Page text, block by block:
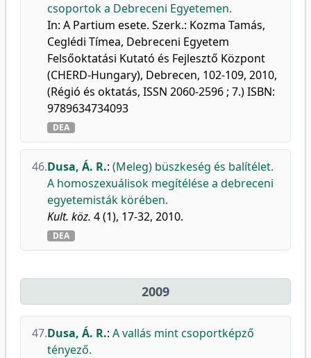
csoportok a Debreceni Egyetemen.
In: A Partium esete. Szerk.: Kozma Tamás,
Ceglédi Tímea, Debreceni Egyetem
Felsőoktatási Kutató és Fejlesztő Központ
(CHERD-Hungary), Debrecen, 102-109, 2010,
(Régió és oktatás, ISSN 2060-2596 ; 7.) ISBN:
9789634734093
DEA
46.Dusa, Á. R.: (Meleg) büszkeség és balítélet.
A homoszexuálisok megítélése a debreceni
egyetemisták körében.
Kult. köz. 4 (1), 17-32, 2010.
DEA
2009
47.Dusa, Á. R.: A vallás mint csoportképző
tényező.